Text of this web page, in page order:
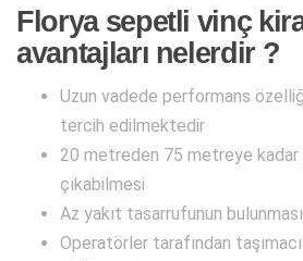
Florya sepetli vinç
avantajları nelerdir ?
Uzun vadede performans
tercih edilmektedir
20 metreden 75 metreye kadar
çıkabilmesi
Az yakıt tasarrufunun bulunması
Operatörler tarafından